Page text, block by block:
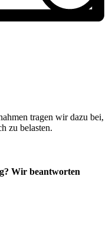
tragen wir dazu bei,
zu belasten.
Wir beantworten